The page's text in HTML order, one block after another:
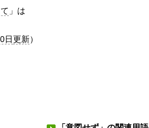
」は
日更新）